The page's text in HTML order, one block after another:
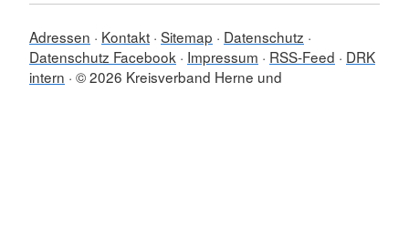
Adressen Kontakt Sitemap
Datenschutz
Datenschutz Facebook
Impressum RSS-Feed
DRK
intern © 2026 Kreisverband Herne und